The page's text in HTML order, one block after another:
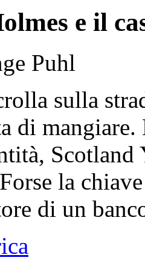
e il
Puhl
sulla
di mangiare.
la
di un